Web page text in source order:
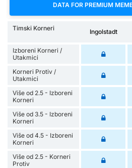
DATA FOR PREMIUM
Timski Korneri Ingolstadt
Izboreni Korneri /
Utakmici
Korneri Protiv /
Utakmici
Više od 2.5 - Izboreni
Korneri
Više od 3.5 - Izboreni
Korneri
Više od 4.5 - Izboreni
Korneri
Više od 2.5 - Korneri
Protiv